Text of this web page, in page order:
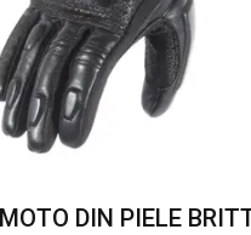
DIN PIELE